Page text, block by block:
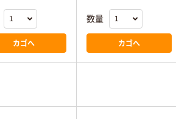
カゴへ
数量
カゴへ